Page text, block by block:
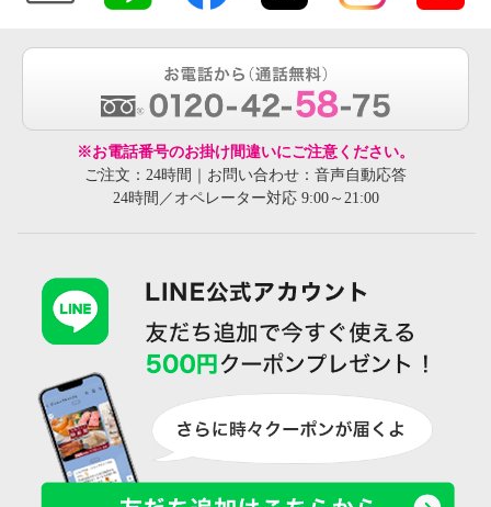
※お電話番号のお掛け間違いにご注意ください。
ご注文：24時間｜お問い合わせ：音声自動応答
24時間／オペレーター対応 9:00～21:00